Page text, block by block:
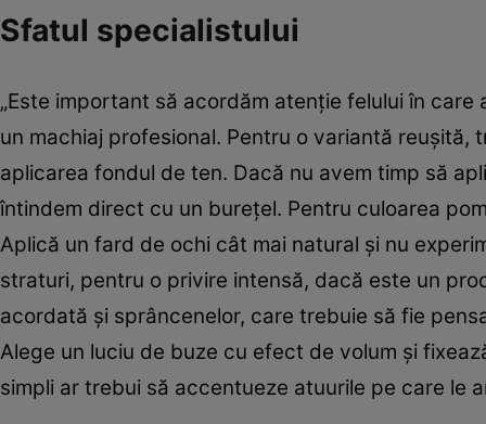
Sfatul specialistului
„Este important să acordăm atenţie felului în
un machiaj profesional. Pentru o variantă
aplicarea fondul de ten. Dacă nu avem timp să
întindem direct cu un bureţel. Pentru culoarea
Aplică un fard de ochi cât mai natural şi nu
straturi, pentru o privire intensă, dacă este un
acordată şi sprâncenelor, care trebuie să fie
Alege un luciu de buze cu efect de volum şi
simpli ar trebui să accentueze atuurile pe care le